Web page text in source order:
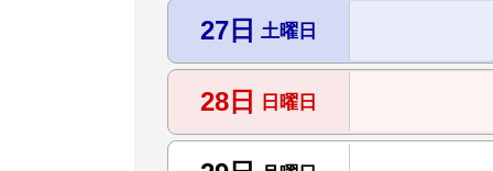
27日 土曜日
28日 日曜日